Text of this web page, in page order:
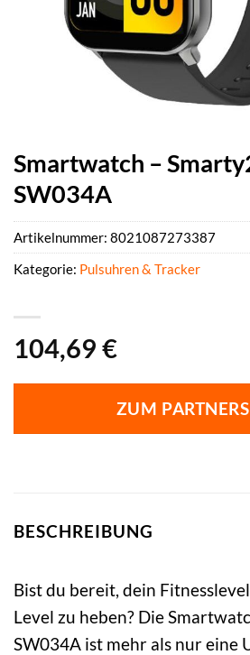
Smartwatch –
SW034A
104,69 €
ZUM
Artikelnummer: 8021087273387
Kategorie: Pulsuhren & Tracker
BESCHREIBUNG
Bist du bereit, dein
Level zu heben? Die
SW034A ist mehr als nur eine